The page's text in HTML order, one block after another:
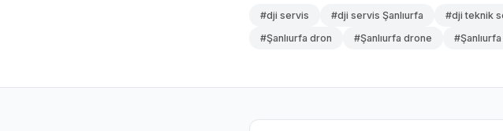
#dji servis #dji servis Şanlıurfa #dji teknik
#Şanlıurfa dron
#Şanlıurfa drone